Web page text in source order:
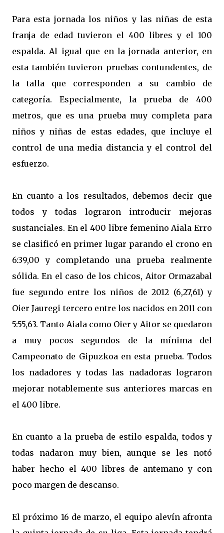
Para esta jornada los niños y las niñas de esta
franja de edad tuvieron el 400 libres y el 100
espalda. Al igual que en la jornada anterior, en
esta también tuvieron pruebas contundentes, de
la talla que corresponden a su cambio de
categoría. Especialmente, la prueba de 400
metros, que es una prueba muy completa para
niños y niñas de estas edades, que incluye el
control de una media distancia y el control del
esfuerzo.
En cuanto a los resultados, debemos decir que
todos y todas lograron introducir mejoras
sustanciales. En el 400 libre femenino Aiala Erro
se clasificó en primer lugar parando el crono en
6:39,00 y completando una prueba realmente
sólida. En el caso de los chicos, Aitor Ormazabal
fue segundo entre los niños de 2012 (6,27,61) y
Oier Jauregi tercero entre los nacidos en 2011 con
5:55,63. Tanto Aiala como Oier y Aitor se quedaron
a muy pocos segundos de la mínima del
Campeonato de Gipuzkoa en esta prueba. Todos
los nadadores y todas las nadadoras lograron
mejorar notablemente sus anteriores marcas en
el 400 libre.
En cuanto a la prueba de estilo espalda, todos y
todas nadaron muy bien, aunque se les notó
haber hecho el 400 libres de antemano y con
poco margen de descanso.
El próximo 16 de marzo, el equipo alevín afronta